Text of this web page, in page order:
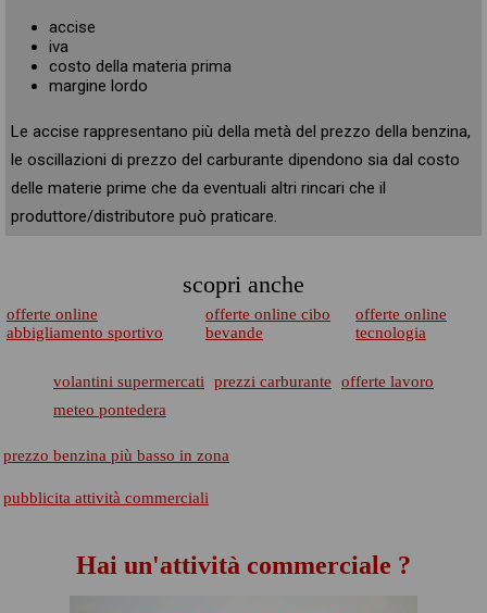
accise
iva
costo della materia prima
margine lordo
Le accise rappresentano più della metà del prezzo della benzina,
le oscillazioni di prezzo del carburante dipendono sia dal costo
delle materie prime che da eventuali altri rincari che il
produttore/distributore può praticare.
scopri anche
offerte online
abbigliamento sportivo
offerte online cibo
bevande
offerte online
tecnologia
volantini supermercati prezzi carburante
offerte lavoro
meteo pontedera
prezzo benzina più basso in zona
pubblicita attività commerciali
Hai un'attività commerciale ?